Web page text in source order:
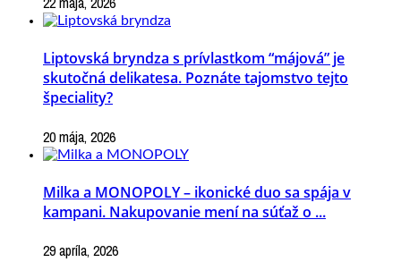
Liptovská bryndza s prívlastkom “májová” je
skutočná delikatesa. Poznáte tajomstvo tejto
špeciality?
20 mája, 2026
Milka a MONOPOLY – ikonické duo sa spája v
kampani. Nakupovanie mení na súťaž o ...
29 apríla, 2026